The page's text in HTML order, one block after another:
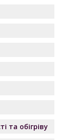
та обігріву